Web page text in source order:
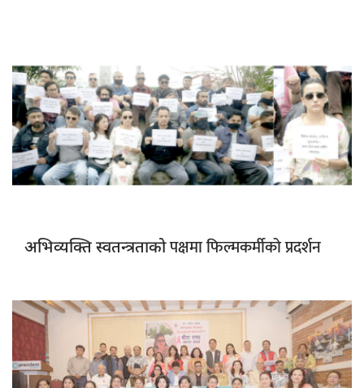
अभिव्यक्ति स्वतन्त्रताकोपक्षमा फिल्मकर्मीको प्रदर्शन